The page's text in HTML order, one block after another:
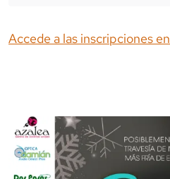
Accede a las inscripciones en